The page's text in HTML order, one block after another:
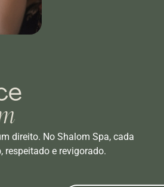
direito. No Shalom Spa, cada
respeitado e revigorado.